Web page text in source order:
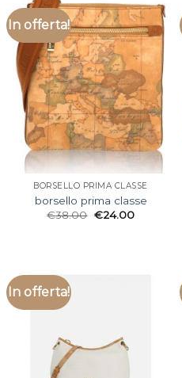
In offerta!
BORSELLO PRIMA CLASSE
borsello prima classe
€38.00 €24.00
In offerta!